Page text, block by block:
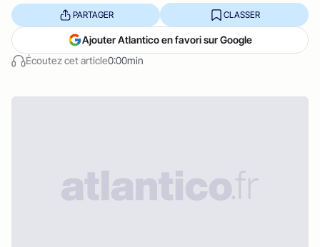
Écoutez cet article0:00min
PARTAGER CLASSER
Ajouter Atlantico en favori sur Google